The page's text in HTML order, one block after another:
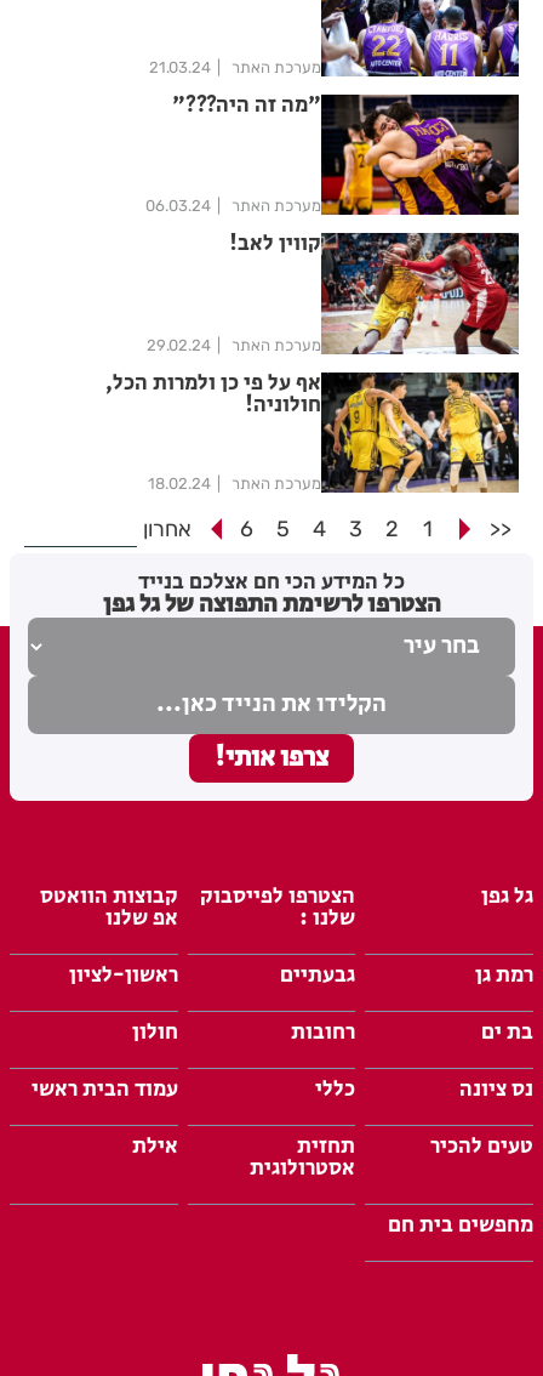
מערכת האתר 21.03.24
"מה זה היה???"
מערכת האתר 06.03.24
קווין לאב!
מערכת האתר 29.02.24
אף על פי כן ולמרות הכל,
חולוניה!
מערכת האתר 18.02.24
<<
1
2
3
4
5
6 אחרון
כל המידע הכי חם אצלכם בנייד
הצטרפו לרשימת התפוצה של גל גפן
גל גפן הצטרפו לפייסבוק
שלנו :
קבוצות הוואטס
אפ שלנו
רמת גן
גבעתיים
ראשון-לציון
בת ים
רחובות
חולון
נס ציונה
כללי
עמוד הבית ראשי
טעים להכיר
תחזית
אסטרולוגית
אילת
מחפשים בית חם